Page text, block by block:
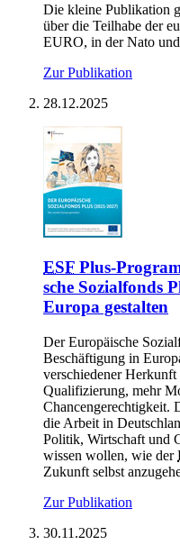
Die kleine Publikation
über die Teilhabe der
EURO, in der Nato
Zur Publikation
28.12.2025
ESF Plus-
sche So­zi­al­fonds
Eu­ro­pa ge­stal­ten
Der Europäische
Beschäftigung in
verschiedener
Qualifizierung, mehr
Chancengerechtigkeit.
die Arbeit in
Politik, Wirtschaft und
wissen wollen, wie der
Zukunft selbst
Zur Publikation
30.11.2025